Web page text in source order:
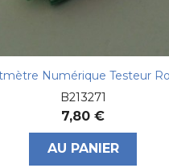
B213271
7,80 €
AU PANIER